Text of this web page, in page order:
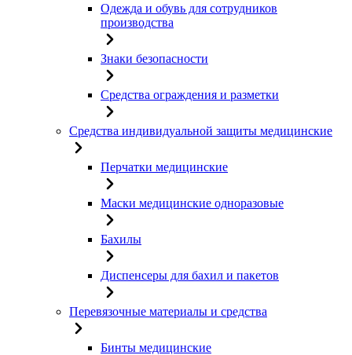
Одежда и обувь для сотрудников
производства
Знаки безопасности
Средства ограждения и разметки
Средства индивидуальной защиты медицинские
Перчатки медицинские
Маски медицинские одноразовые
Бахилы
Диспенсеры для бахил и пакетов
Перевязочные материалы и средства
Бинты медицинские